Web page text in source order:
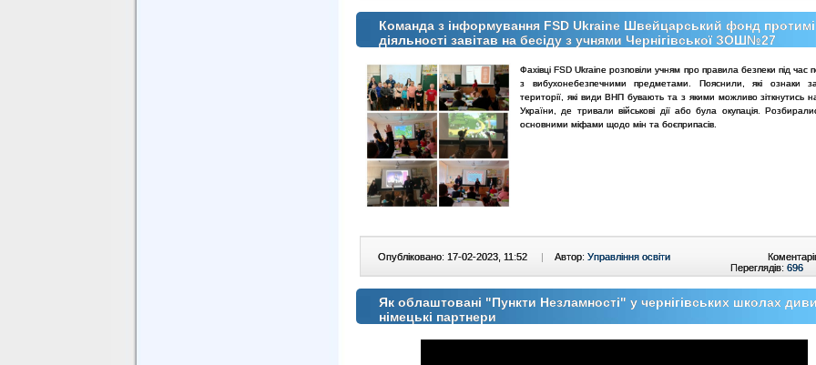
Команда з інформування FSD Ukraine Швейцарський фонд
діяльності завітав на бесіду з учнями Чернігівської ЗОШ№27
Фахівці FSD Ukraine розповіли учням про правила безпеки під час
з вибухонебезпечними предметами. Пояснили, які ознаки
території, які види ВНП бувають та з якими можливо зіткнутись
України, де тривали військові дії або була окупація.
основними міфами щодо мін та боєприпасів.
Опубліковано: 17-02-2023, 11:52 | Автор: Управління освіти
Переглядів: 696
Як облаштовані "Пункти Незламності" у чернігівських школах
німецькі партнери